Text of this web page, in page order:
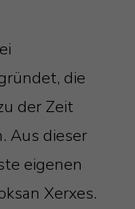
die
der Zeit
Aus dieser
eigenen
Xerxes.